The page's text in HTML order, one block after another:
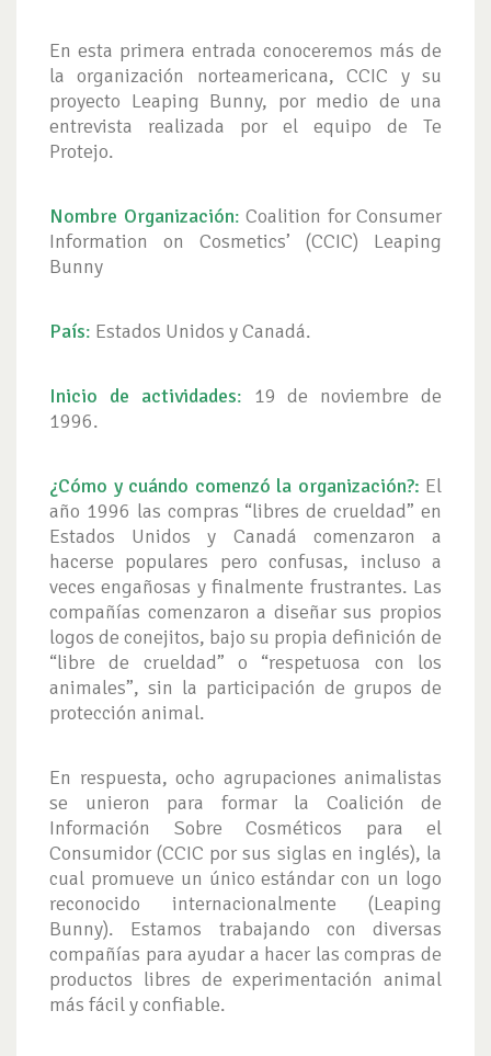
En esta primera entrada conoceremos más de
la organización norteamericana, CCIC y su
proyecto Leaping Bunny, por medio de una
entrevista realizada por el equipo de Te
Protejo.
Nombre Organización: Coalition for Consumer
Information on Cosmetics’ (CCIC) Leaping
Bunny
País: Estados Unidos y Canadá.
Inicio de actividades: 19 de noviembre de
1996.
¿Cómo y cuándo comenzó la organización?: El
año 1996 las compras “libres de crueldad” en
Estados Unidos y Canadá comenzaron a
hacerse populares pero confusas, incluso a
veces engañosas y finalmente frustrantes. Las
compañías comenzaron a diseñar sus propios
logos de conejitos, bajo su propia definición de
“libre de crueldad” o “respetuosa con los
animales”, sin la participación de grupos de
protección animal.
En respuesta, ocho agrupaciones animalistas
se unieron para formar la Coalición de
Información Sobre Cosméticos para el
Consumidor (CCIC por sus siglas en inglés), la
cual promueve un único estándar con un logo
reconocido internacionalmente (Leaping
Bunny). Estamos trabajando con diversas
compañías para ayudar a hacer las compras de
productos libres de experimentación animal
más fácil y confiable.